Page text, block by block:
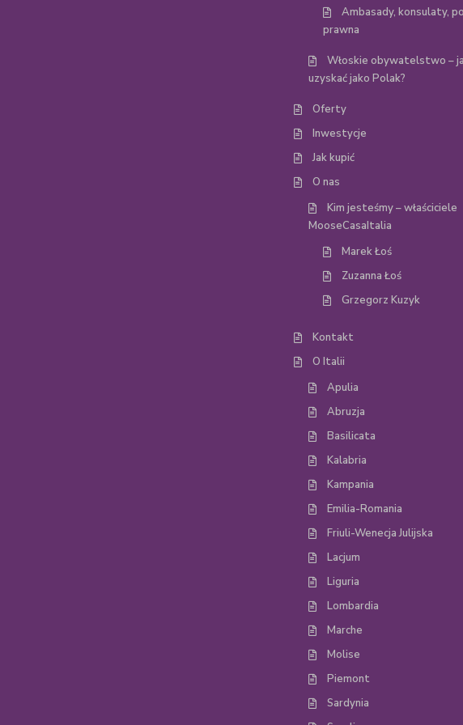
Ambasady, konsulaty,
prawna
Włoskie obywatelstwo –
uzyskać jako Polak?
Oferty
Inwestycje
Jak kupić
O nas
Kim jesteśmy – właściciele
MooseCasaItalia
Marek Łoś
Zuzanna Łoś
Grzegorz Kuzyk
Kontakt
O Italii
Apulia
Abruzja
Basilicata
Kalabria
Kampania
Emilia-Romania
Friuli-Wenecja Julijska
Lacjum
Liguria
Lombardia
Marche
Molise
Piemont
Sardynia